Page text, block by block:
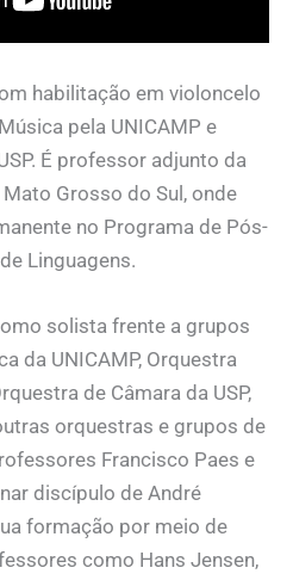
habilitação em violoncelo
pela UNICAMP e
É professor adjunto da
Grosso do Sul, onde
no Programa de Pós-
Linguagens.
solista frente a grupos
da UNICAMP, Orquestra
de Câmara da USP,
orquestras e grupos de
Francisco Paes e
discípulo de André
formação por meio de
como Hans Jensen,